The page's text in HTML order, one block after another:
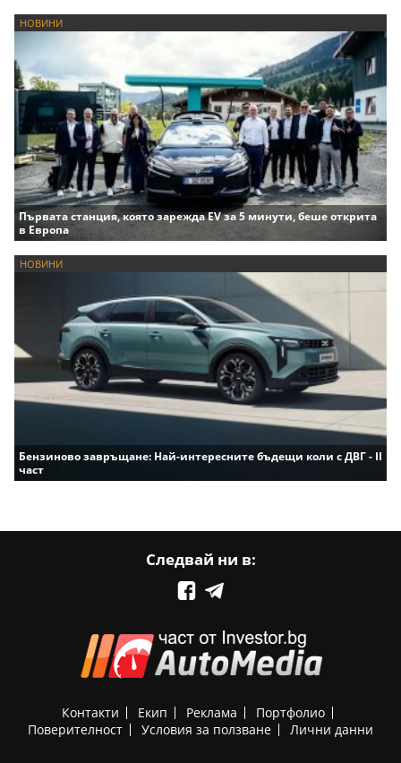
НОВИНИ
Първата станция, която зарежда EV за 5 минути, беше открита
в Европа
НОВИНИ
Бензиново завръщане: Най-интересните бъдещи коли с ДВГ - II
част
Следвай ни в:
Контакти Екип Реклама
Портфолио
Поверителност
Условия за ползване Лични данни